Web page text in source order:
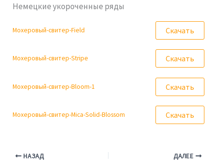
Немецкие укороченные ряды
Мохеровый-свитер-Field Скачать
Мохеровый-свитер-Stripe Скачать
Мохеровый-свитер-Bloom-1 Скачать
Мохеровый-свитер-Mica-Solid-Blossom Скачать
НАЗАД ДАЛЕЕ